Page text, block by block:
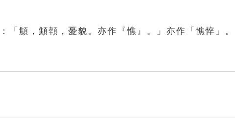
「顦，顦顇，憂貌。亦作『憔』。」亦作「憔悴」。